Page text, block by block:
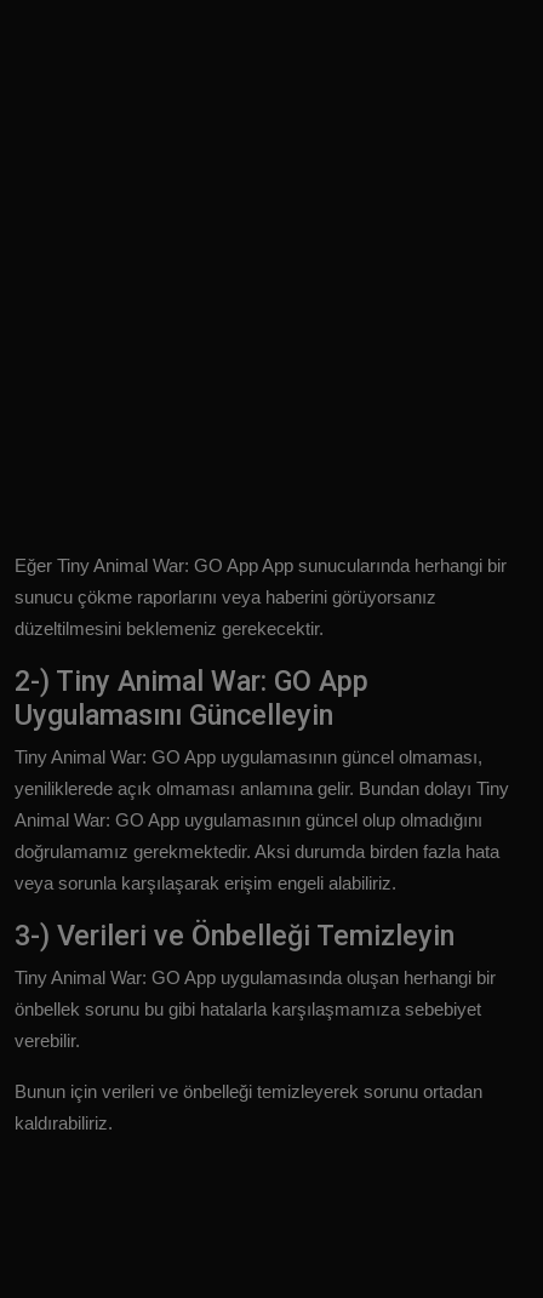
Eğer Tiny Animal War: GO App App sunucularında herhangi bir
sunucu çökme raporlarını veya haberini görüyorsanız
düzeltilmesini beklemeniz gerekecektir.
2-) Tiny Animal War: GO App
Uygulamasını Güncelleyin
Tiny Animal War: GO App uygulamasının güncel olmaması,
yeniliklerede açık olmaması anlamına gelir. Bundan dolayı Tiny
Animal War: GO App uygulamasının güncel olup olmadığını
doğrulamamız gerekmektedir. Aksi durumda birden fazla hata
veya sorunla karşılaşarak erişim engeli alabiliriz.
3-) Verileri ve Önbelleği Temizleyin
Tiny Animal War: GO App uygulamasında oluşan herhangi bir
önbellek sorunu bu gibi hatalarla karşılaşmamıza sebebiyet
verebilir.
Bunun için verileri ve önbelleği temizleyerek sorunu ortadan
kaldırabiliriz.